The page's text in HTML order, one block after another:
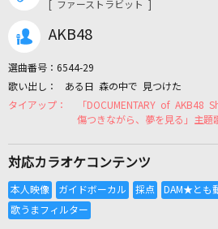
カラオケリクエ
全国りれき
リアルタイムで歌われて
[ ファーストラビット ]
AKB48
選曲番号： 6544-29
ある日 森の中で 見つけた
「DOCUMENTARY of
傷つきながら、夢を見る」主題
対応カラオケコンテンツ